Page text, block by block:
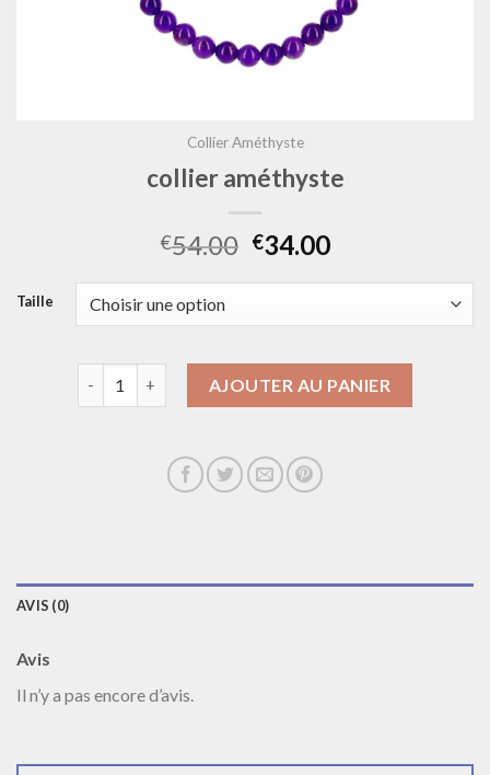
Collier Améthyste
collier améthyste
€54.00 €34.00
Taille
AJOUTER AU PANIER
AVIS (0)
Avis
Il n’y a pas encore d’avis.